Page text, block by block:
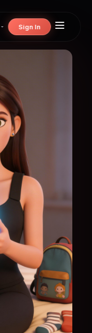
Sign In